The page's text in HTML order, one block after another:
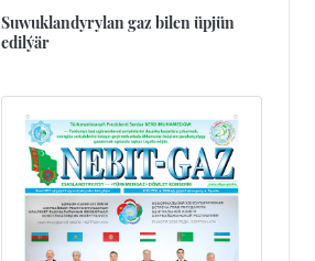
Suwuklandyrylan gaz bilen üpjün
edilýär